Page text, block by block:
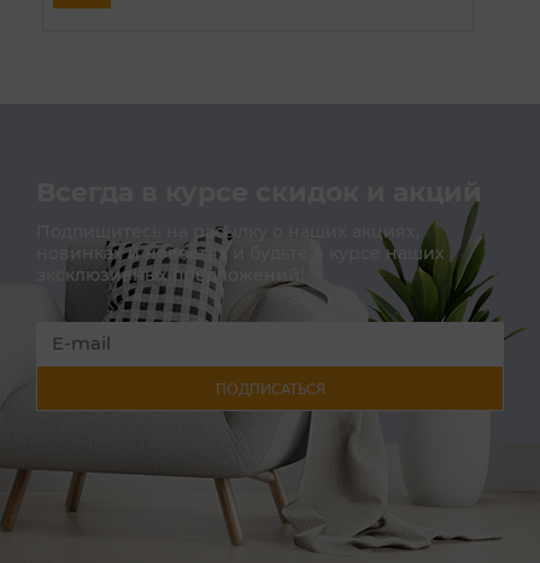
Всегда в курсе скидок и акций
Подпишитесь на расылку о наших акциях,
новинках и новостях и будьте в курсе наших
эксклюзивных предложений!
ПОДПИСАТЬСЯ